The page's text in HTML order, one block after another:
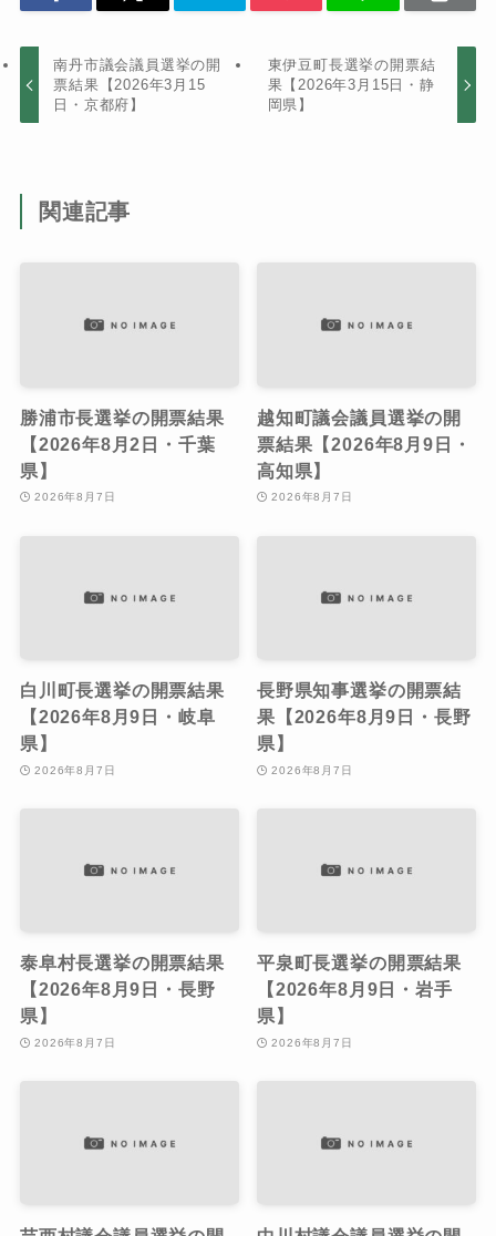
南丹市議会議員選挙の開
票結果【2026年3月15
日・京都府】
東伊豆町長選挙の開票結
果【2026年3月15日・静
岡県】
関連記事
勝浦市長選挙の開票結果
【2026年8月2日・千葉
県】
2026年8月7日
越知町議会議員選挙の開
票結果【2026年8月9日・
高知県】
2026年8月7日
白川町長選挙の開票結果
【2026年8月9日・岐阜
県】
2026年8月7日
長野県知事選挙の開票結
果【2026年8月9日・長野
県】
2026年8月7日
泰阜村長選挙の開票結果
【2026年8月9日・長野
県】
2026年8月7日
平泉町長選挙の開票結果
【2026年8月9日・岩手
県】
2026年8月7日